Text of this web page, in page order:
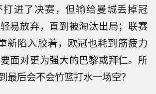
进了决赛，但输给曼城丢掉冠
易放弃，直到被淘汰出局；联赛
新陷入胶着，欧冠也耗到筋疲力
面对更为强大的巴黎或拜仁。所
最后会不会竹篮打水一场空？